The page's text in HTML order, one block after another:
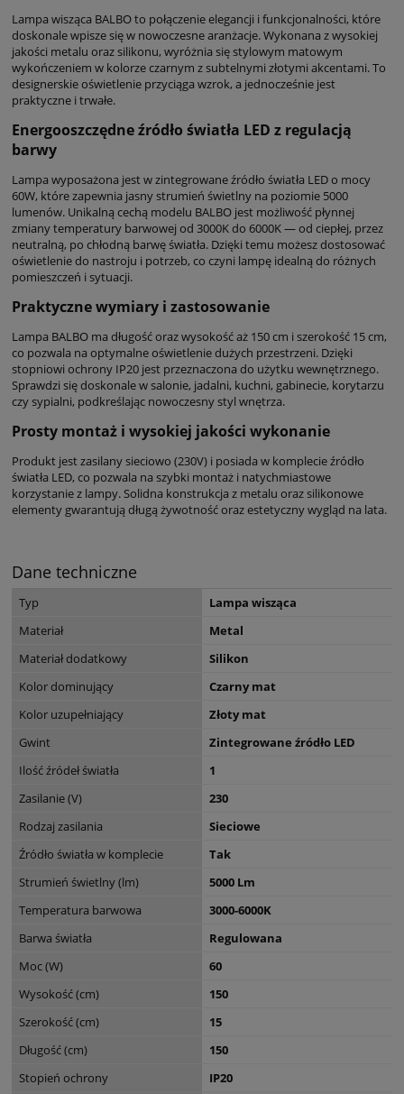
Lampa wisząca BALBO to połączenie elegancji i funkcjonalności, które
doskonale wpisze się w nowoczesne aranżacje. Wykonana z wysokiej
jakości metalu oraz silikonu, wyróżnia się stylowym matowym
wykończeniem w kolorze czarnym z subtelnymi złotymi akcentami. To
designerskie oświetlenie przyciąga wzrok, a jednocześnie jest
praktyczne i trwałe.
Energooszczędne źródło światła LED z regulacją
barwy
Lampa wyposażona jest w zintegrowane źródło światła LED o mocy
60W, które zapewnia jasny strumień świetlny na poziomie 5000
lumenów. Unikalną cechą modelu BALBO jest możliwość płynnej
zmiany temperatury barwowej od 3000K do 6000K — od ciepłej, przez
neutralną, po chłodną barwę światła. Dzięki temu możesz dostosować
oświetlenie do nastroju i potrzeb, co czyni lampę idealną do różnych
pomieszczeń i sytuacji.
Praktyczne wymiary i zastosowanie
Lampa BALBO ma długość oraz wysokość aż 150 cm i szerokość 15 cm,
co pozwala na optymalne oświetlenie dużych przestrzeni. Dzięki
stopniowi ochrony IP20 jest przeznaczona do użytku wewnętrznego.
Sprawdzi się doskonale w salonie, jadalni, kuchni, gabinecie, korytarzu
czy sypialni, podkreślając nowoczesny styl wnętrza.
Prosty montaż i wysokiej jakości wykonanie
Produkt jest zasilany sieciowo (230V) i posiada w komplecie źródło
światła LED, co pozwala na szybki montaż i natychmiastowe
korzystanie z lampy. Solidna konstrukcja z metalu oraz silikonowe
elementy gwarantują długą żywotność oraz estetyczny wygląd na lata.
Dane techniczne
Typ
Lampa wisząca
Materiał
Metal
Materiał dodatkowy
Silikon
Kolor dominujący
Czarny mat
Kolor uzupełniający
Złoty mat
Gwint
Zintegrowane źródło LED
Ilość źródeł światła
1
Zasilanie (V)
230
Rodzaj zasilania
Sieciowe
Źródło światła w komplecie
Tak
Strumień świetlny (lm)
5000 Lm
Temperatura barwowa
3000-6000K
Barwa światła
Regulowana
Moc (W)
60
Wysokość (cm)
150
Szerokość (cm)
15
Długość (cm)
150
Stopień ochrony
IP20